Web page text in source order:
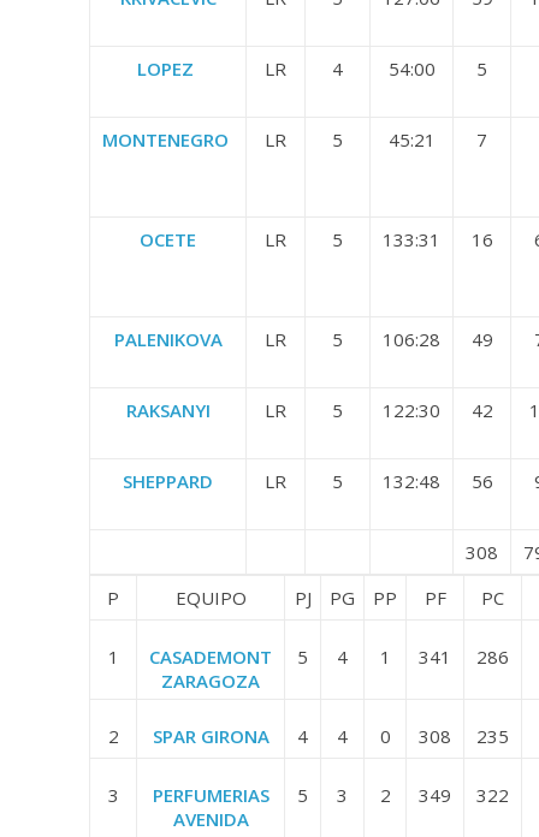
LOPEZ LR 4 54:00 5
MONTENEGRO LR 5 45:21 7
OCETE LR 5 133:31 16
PALENIKOVA LR 5 106:28 49
RAKSANYI LR 5 122:30 42
SHEPPARD LR 5 132:48 56
308
P
EQUIPO PJ PG PP PF PC
1
CASADEMONT
ZARAGOZA
5 4 1 341 286
2 SPAR GIRONA 4 4 0 308 235
3
PERFUMERIAS
AVENIDA
5 3 2 349 322